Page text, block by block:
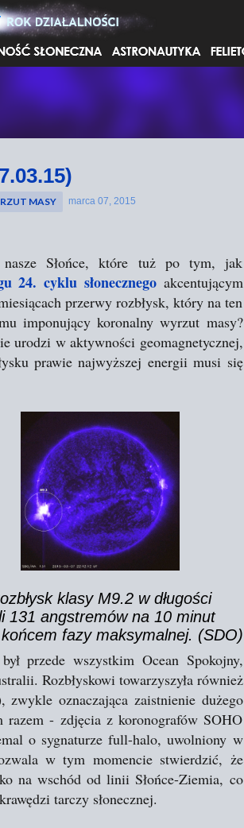
Przejdź do głównej zawartości
MASY marca 07, 2015
Słońce, które tuż po tym, jak
24. cyklu słonecznegoakcentującym
przerwy rozbłysk, który na ten
imponujący koronalny wyrzut masy?
urodzi w aktywności geomagnetycznej,
prawie najwyższej energii musi się
klasy M9.2 w długości
131 angstremów na 10 minut
fazy maksymalnej. (SDO)
przede wszystkim Ocean Spokojny,
Rozbłyskowi towarzyszyła również
zwykle oznaczająca zaistnienie dużego
- zdjęcia z koronografów SOHO
o sygnaturze full-halo, uwolniony w
w tym momencie stwierdzić, że
na wschód od linii Słońce-Ziemia, co
tarczy słonecznej.